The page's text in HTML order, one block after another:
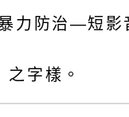
力防治—短影
之字樣。